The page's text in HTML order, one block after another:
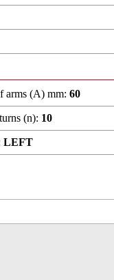
arms (A) mm: 60
(n): 10
LEFT